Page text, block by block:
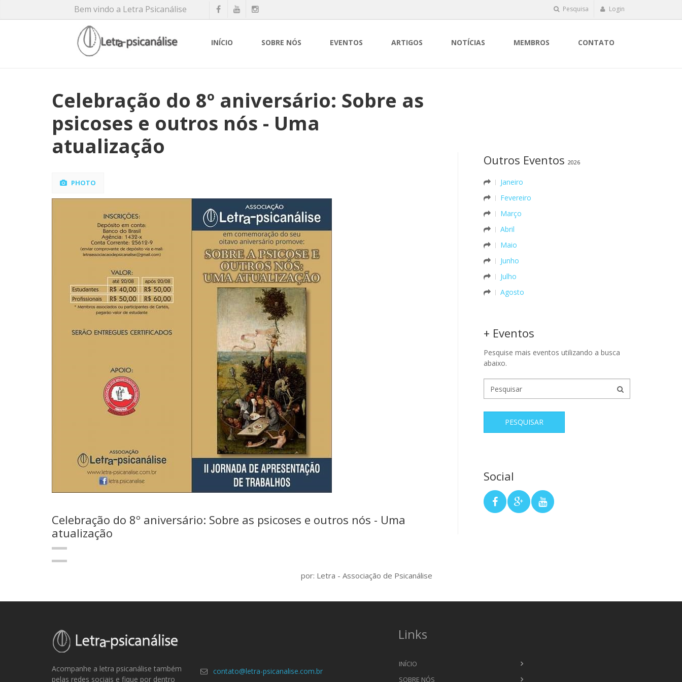
Bem vindo a Letra Psicanálise Pesquisa Login
INÍCIO SOBRE NÓS EVENTOS ARTIGOS NOTÍCIAS MEMBROS CONTATO
Celebração do 8º aniversário: Sobre as
psicoses e outros nós - Uma
atualização
PHOTO
Celebração do 8º aniversário: Sobre as psicoses e outros nós - Uma
atualização
por: Letra - Associação de Psicanálise
Outros Eventos 2026
Janeiro
Fevereiro
Março
Abril
Maio
Junho
Julho
Agosto
+ Eventos
Pesquise mais eventos utilizando a busca
abaixo.
PESQUISAR
Social
Acompanhe a letra psicanálise também
pelas redes sociais e fique por dentro
contato@letra-psicanalise.com.br
Links
INÍCIO
SOBRE NÓS